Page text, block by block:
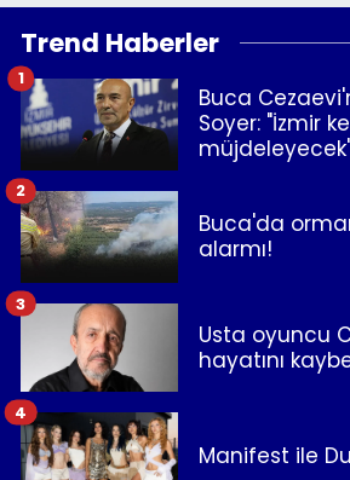
Trend Haberler
Buca
Soyer: "İzmir
1
Buca'da
alarmı!
2
Usta oyuncu
hayatını
3
Manifest ile
4